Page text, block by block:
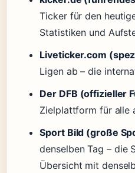
Ticker für den
Statistiken und
Liveticker.com
Ligen ab – die
Der DFB (offizieller
Zielplattform für alle
Sport Bild (große
denselben Tag – die
Übersicht mit